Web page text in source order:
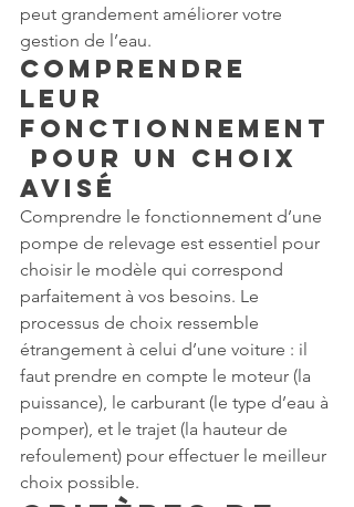
peut grandement améliorer votre
gestion de l’eau.
Comprendre
leur
Fonctionnement
pour un Choix
Avisé
Comprendre le fonctionnement d’une
pompe de relevage est essentiel pour
choisir le modèle qui correspond
parfaitement à vos besoins. Le
processus de choix ressemble
étrangement à celui d’une voiture : il
faut prendre en compte le moteur (la
puissance), le carburant (le type d’eau à
pomper), et le trajet (la hauteur de
refoulement) pour effectuer le meilleur
choix possible.